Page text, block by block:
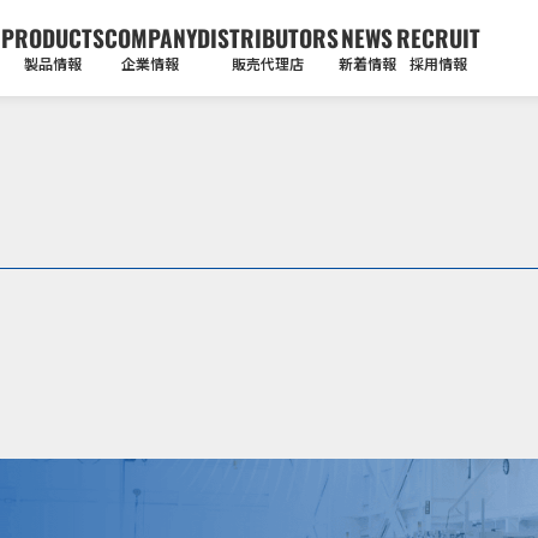
PRODUCTS
製品情報
COMPANY
企業情報
DISTRIBUTORS
販売代理店
NEWS
新着情報
RECRUIT
採用情報